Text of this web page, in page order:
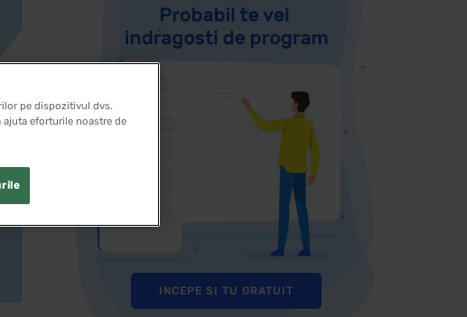
INCEPE SI TU GRATUIT
pe dispozitivul dvs.
eforturile noastre de